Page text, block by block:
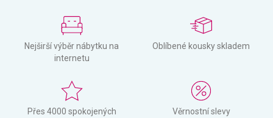
Nejširší výběr nábytku na
internetu
Oblíbené kousky skladem
Přes 4000 spokojených
Věrnostní slevy